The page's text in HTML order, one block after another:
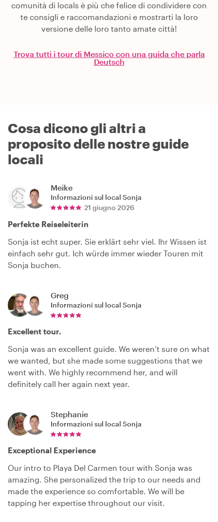
comunità di locals è più che felice di condividere con
te consigli e raccomandazioni e mostrarti la loro
versione delle loro tanto amate città!
Trova tutti i tour di Messico con una guida che parla
Deutsch
Cosa dicono gli altri a
proposito delle nostre guide
locali
Meike
Informazioni sul local Sonja
21 giugno 2026
Perfekte Reiseleiterin
Sonja ist echt super. Sie erklärt sehr viel. Ihr Wissen ist
einfach sehr gut. Ich würde immer wieder Touren mit
Sonja buchen.
Greg
Informazioni sul local Sonja
Excellent tour.
Sonja was an excellent guide. We weren’t sure on what
we wanted, but she made some suggestions that we
went with. We highly recommend her, and will
definitely call her again next year.
Stephanie
Informazioni sul local Sonja
Exceptional Experience
Our intro to Playa Del Carmen tour with Sonja was
amazing. She personalized the trip to our needs and
made the experience so comfortable. We will be
tapping her expertise throughout our visit.